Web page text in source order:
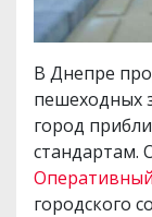
В Днепре
пешеходных
город
стандартам.
Оперативный
городского